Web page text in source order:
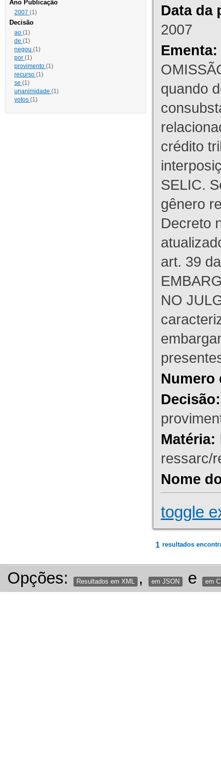
Ano Publicação
2007 (1)
Decisão
ao (1)
de (1)
negou (1)
por (1)
provimento (1)
recurso (1)
se (1)
unanimidade (1)
votos (1)
Data da
2007
Ementa:
quando
crédito
SELIC.
gênero
Decreto
art. 39
NO
Numero
Decisão:
Matéria:
ressarc/
Nome
toggle
1 resultados
Opções: Resultados em XML , em JSON e em